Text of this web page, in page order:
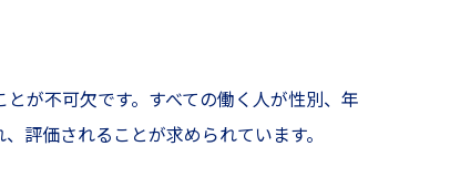
が不可欠です。すべての働く人が性別、年
評価されることが求められています。